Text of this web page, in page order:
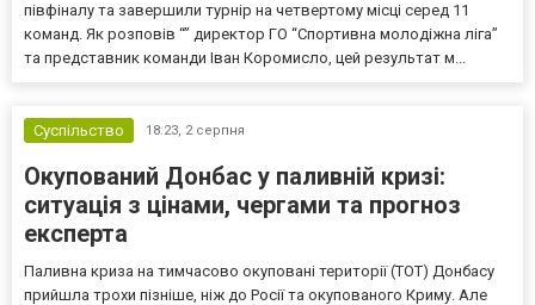
півфіналу та завершили турнір на четвертому місці серед 11
команд. Як розповів “” директор ГО “Спортивна молодіжна ліга”
та представник команди Іван Коромисло, цей результат м...
Суспільство 18:23, 2 серпня
Окупований Донбас у паливній кризі:
ситуація з цінами, чергами та прогноз
експерта
Паливна криза на тимчасово окуповані території (ТОТ) Донбасу
прийшла трохи пізніше, ніж до Росії та окупованого Криму. Але